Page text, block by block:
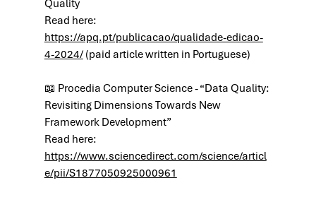
Quality
Read here:
https://apq.pt/publicacao/qualidade-edicao-
4-2024/ (paid article written in Portuguese)
📖 Procedia Computer Science - “Data Quality:
Revisiting Dimensions Towards New
Framework Development”
Read here:
https://www.sciencedirect.com/science/articl
e/pii/S1877050925000961